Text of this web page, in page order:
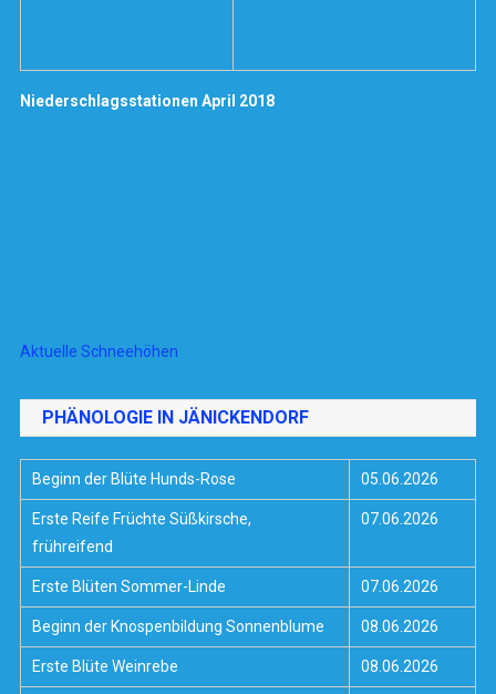
Niederschlagsstationen April 2018
Aktuelle Schneehöhen
PHÄNOLOGIE IN JÄNICKENDORF
Beginn der Blüte Hunds-Rose 05.06.2026
Erste Reife Früchte Süßkirsche,
frühreifend
07.06.2026
Erste Blüten Sommer-Linde 07.06.2026
Beginn der Knospenbildung Sonnenblume 08.06.2026
Erste Blüte Weinrebe 08.06.2026